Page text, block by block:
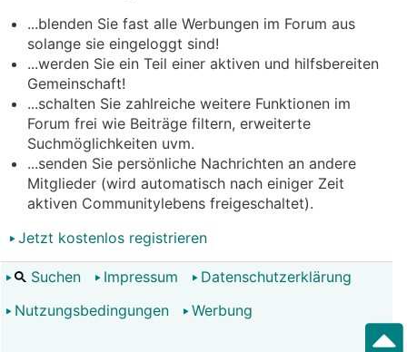
...blenden Sie fast alle Werbungen im Forum aus
solange sie eingeloggt sind!
...werden Sie ein Teil einer aktiven und hilfsbereiten
Gemeinschaft!
...schalten Sie zahlreiche weitere Funktionen im
Forum frei wie Beiträge filtern, erweiterte
Suchmöglichkeiten uvm.
...senden Sie persönliche Nachrichten an andere
Mitglieder (wird automatisch nach einiger Zeit
aktiven Communitylebens freigeschaltet).
Jetzt kostenlos registrieren
Suchen Impressum
Datenschutzerklärung
Nutzungsbedingungen
Werbung